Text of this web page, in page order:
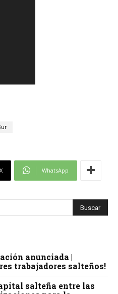
X WhatsApp
anunciada |
trabajadores salteños!
salteña entre las